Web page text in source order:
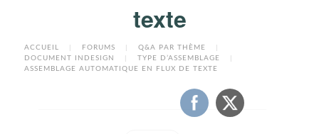
texte
ACCUEIL FORUMS Q&A PAR THÈME
DOCUMENT INDESIGN
TYPE D’ASSEMBLAGE
ASSEMBLAGE AUTOMATIQUE EN FLUX DE TEXTE